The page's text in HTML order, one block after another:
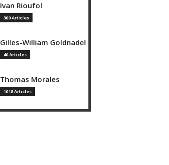
Ivan Rioufol
300 Articles
Gilles-William Goldnadel
40 Articles
Thomas Morales
1018 Articles